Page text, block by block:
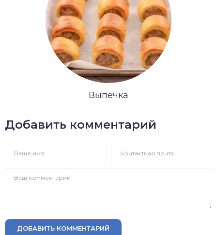
Выпечка
Добавить комментарий
ДОБАВИТЬ КОММЕНТАРИЙ